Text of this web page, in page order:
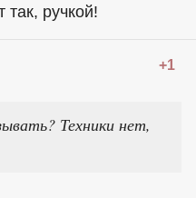
так, ручкой!
+1
Техники нет,